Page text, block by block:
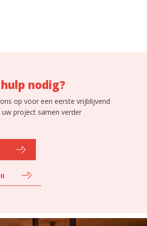
nodig?
op voor een eerste vrijblijvend
project samen verder